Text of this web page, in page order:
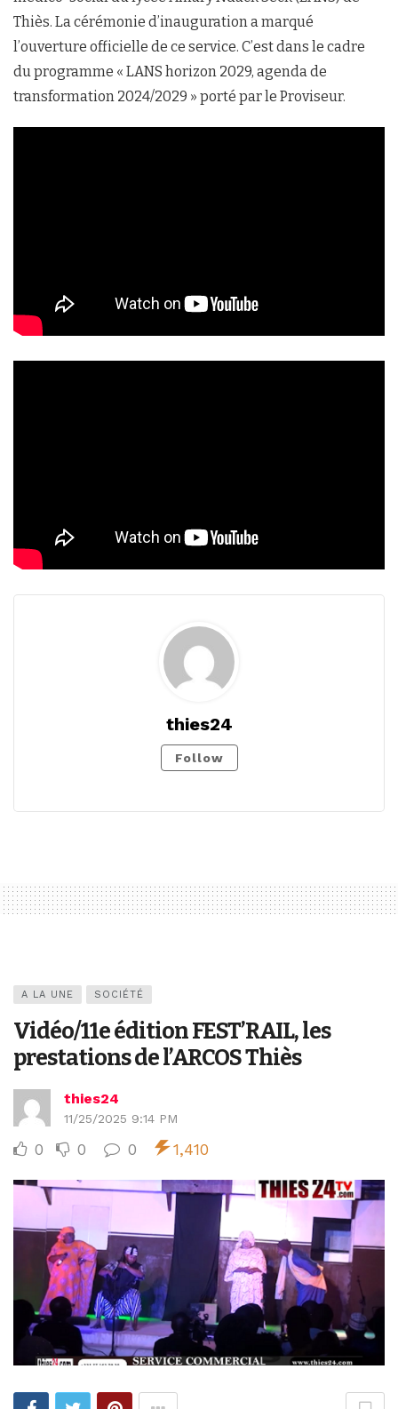
Thiès. La cérémonie d’inauguration a marqué
l’ouverture officielle de ce service. C’est dans le cadre
du programme « LANS horizon 2029, agenda de
transformation 2024/2029 » porté par le Proviseur.
thies24
Follow
A LA UNE SOCIÉTÉ
Vidéo/11e édition FEST’RAIL, les
prestations de l’ARCOS Thiès
thies24
11/25/2025 9:14 PM
0 0 0 1,410